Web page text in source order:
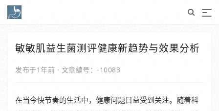
敏敏肌益生菌测评健康新趋势与效果分析
发布于1年前 · 文章编号：-10083
在当今快节奏的生活中，健康问题日益受到关注。随着科